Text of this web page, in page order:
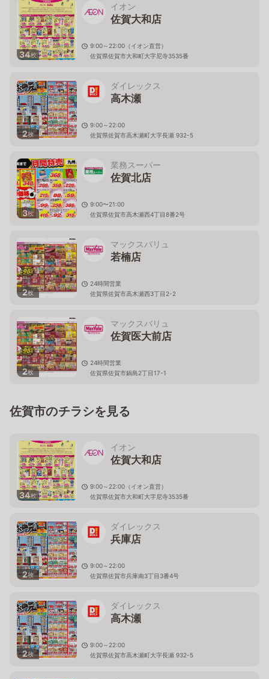
34枚
イオン
佐賀大和店
9:00～22:00（イオン直営）
佐賀県佐賀市大和町大字尼寺3535番
2枚
ダイレックス
高木瀬
9:00～22:00
佐賀県佐賀市高木瀬町大字長瀬 932-5
3枚
業務スーパー
佐賀北店
9:00〜21:00
佐賀県佐賀市高木瀬西4丁目8番2号
2枚
マックスバリュ
若楠店
24時間営業
佐賀県佐賀市高木瀬西3丁目2-2
2枚
マックスバリュ
佐賀医大前店
24時間営業
佐賀県佐賀市鍋島2丁目17-1
佐賀市のチラシを見る
34枚
イオン
佐賀大和店
9:00～22:00（イオン直営）
佐賀県佐賀市大和町大字尼寺3535番
2枚
ダイレックス
兵庫店
9:00～22:00
佐賀県佐賀市兵庫南3丁目3番4号
2枚
ダイレックス
高木瀬
9:00～22:00
佐賀県佐賀市高木瀬町大字長瀬 932-5